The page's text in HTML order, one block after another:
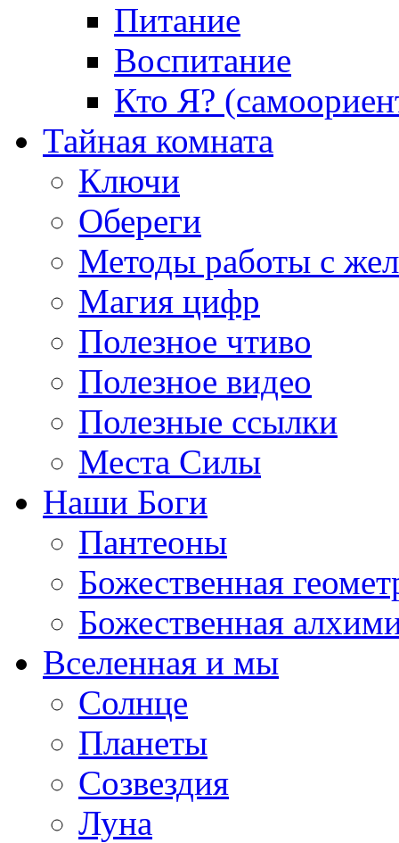
Питание
Воспитание
Кто Я?
Тайная комната
Ключи
Обереги
Методы работы с
Магия цифр
Полезное чтиво
Полезное видео
Полезные ссылки
Места Силы
Наши Боги
Пантеоны
Божественная
Божественная
Вселенная и мы
Солнце
Планеты
Созвездия
Луна